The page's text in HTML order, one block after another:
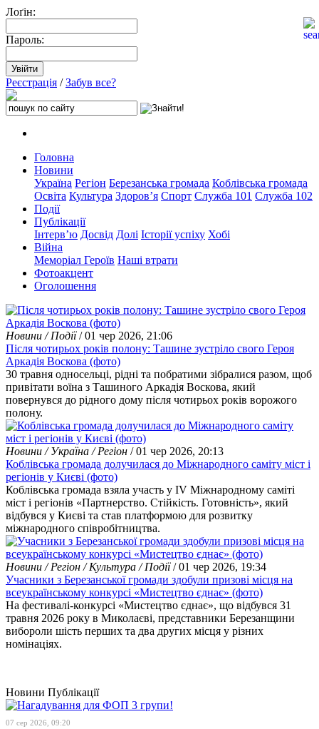
Лоґін:
Пароль:
Реєстрація /Забув все?
Головна
Новини
Україна Регіон Березанська громада Коблівська громада
Освіта Культура Здоров’я Спорт Служба 101 Служба 102
Події
Публікації
Інтерв’ю Досвід Долі Історії успіху Хобі
Війна
Меморіал Героїв Наші втрати
Фотоакцент
Оголошення
Новини / Події/ 01 чер 2026, 21:06
Після чотирьох років полону: Ташине зустріло свого Героя
Аркадія Воскова (фото)
30 травня односельці, рідні та побратими зібралися разом, щоб
привітати воїна з Ташиного Аркадія Воскова, який
повернувся до рідного дому після чотирьох років ворожого
полону.
Новини / Україна / Регіон / 01 чер 2026, 20:13
Коблівська громада долучилася до Міжнародного саміту міст і
регіонів у Києві (фото)
Коблівська громада взяла участь у IV Міжнародному саміті
міст і регіонів «Партнерство. Стійкість. Готовність», який
відбувся у Києві та став платформою для розвитку
міжнародного співробітництва.
Новини / Регіон / Культура / Події/ 01 чер 2026, 19:34
Учасники з Березанської громади здобули призові місця на
всеукраїнському конкурсі «Мистецтво єднає» (фото)
На фестивалі-конкурсі «Мистецтво єднає», що відбувся 31
травня 2026 року в Миколаєві, представники Березанщини
вибороли шість перших та два других місця у різних
номінаціях.
Новини Публікації
07 сер 2026, 09:20